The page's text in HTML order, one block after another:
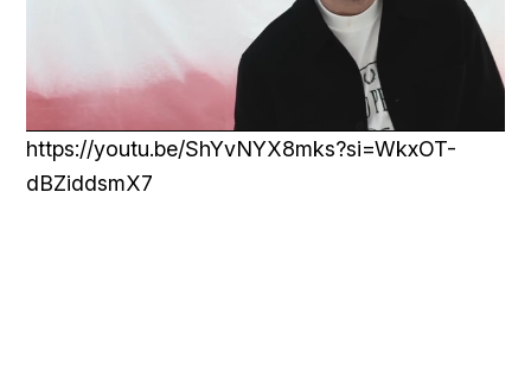
100.00%
https://youtu.be/ShYvNYX8mks?si=WkxOT-
dBZiddsmX7